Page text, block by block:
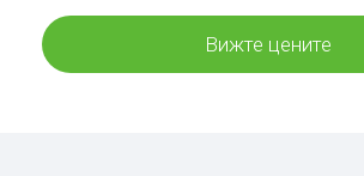
Вижте цените